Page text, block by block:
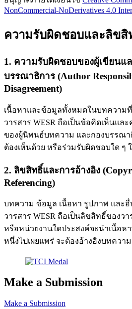
NonCommercial-NoDerivatives 4.0
ความรับผิดชอบและลิขสิ
1. ความรับผิดชอบของผู้เขียนแ
บรรณาธิการ (Author
Disagreement)
เนื้อหาและข้อมูลทั้งหมดในบทความ
วารสาร WESR ถือเป็นข้อคิดเห็นแล
ของผู้นิพนธ์บทความ และกองบรรณา
ต้องเห็นด้วย หรือร่วมรับผิดชอบใด ๆ
2. ลิขสิทธิ์และการอ้างอิง
Referencing)
บทความ ข้อมูล เนื้อหา รูปภาพ และ
วารสาร WESR ถือเป็นลิขสิทธิ์ของว
หรือหน่วยงานใดประสงค์จะนำเนื้อ
หนึ่งไปเผยแพร่ จะต้องอ้างอิงบทควา
Make a Submission
Make a Submission